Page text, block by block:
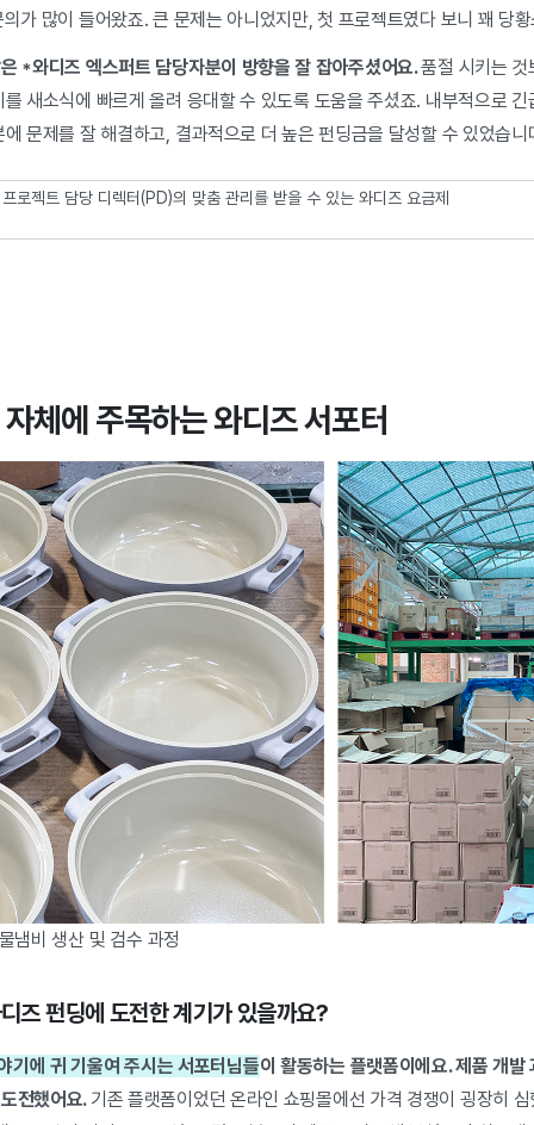
가 많이 들어왔죠. 큰 문제는 아니었지만, 첫 프로젝트였다 보니 꽤 당
*와디즈 엑스퍼트 담당자분이 방향을 잘 잡아주셨어요.품절 시키는
새소식에 빠르게 올려 응대할 수 있도록 도움을 주셨죠. 내부적으로
문제를 잘 해결하고, 결과적으로 더 높은 펀딩금을 달성할 수 있었습
로젝트 담당 디렉터(PD)의 맞춤 관리를 받을 수 있는 와디즈 요금제
체에 주목하는 와디즈 서포터
냄비 생산 및 검수 과정
즈 펀딩에 도전한 계기가 있을까요?
기에 귀 기울여 주시는 서포터님들이 활동하는 플랫폼이에요. 제품 개발
전했어요. 기존 플랫폼이었던 온라인 쇼핑몰에선 가격 경쟁이 굉장히